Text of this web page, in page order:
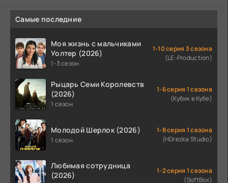
Самые последние
Моя жизнь с мальчиками
Уолтер (2026)
1-3 сезон
1-10 серия 3 сезона
(LE-Production)
Рыцарь Семи Королевств
(2026)
1 сезон
1-6 серия 1 сезона
(Кубик в Кубе)
Молодой Шерлок (2026)
1 сезон
1-8 серия 1 сезона
(HDrezka Studio)
Любимая сотрудница
(2026)
1-2 серия 1 сезона
(SoftBox)